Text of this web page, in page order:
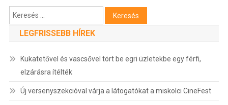
Keresés:
LEGFRISSEBB HÍREK
Kukatetővel és vascsővel tört be egri üzletekbe egy férfi,
elzárásra ítélték
Új versenyszekcióval várja a látogatókat a miskolci CineFest